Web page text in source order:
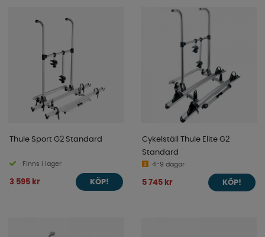
Thule Sport G2 Standard
Finns i lager
3 595 kr KÖP!
Cykelställ Thule Elite G2
Standard
4-9 dagar
5 745 kr KÖP!